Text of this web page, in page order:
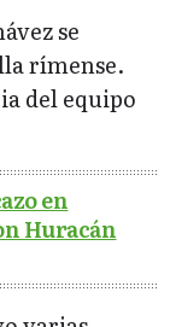
se
rímense.
del equipo
en
Huracán